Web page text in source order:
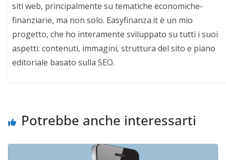
siti web, principalmente su tematiche economiche-
finanziarie, ma non solo. Easyfinanza.it è un mio
progetto, che ho interamente sviluppato su tutti i suoi
aspetti: contenuti, immagini, struttura del sito e piano
editoriale basato sulla SEO.
Potrebbe anche interessarti